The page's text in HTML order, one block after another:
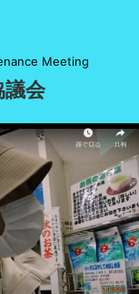
Meeting
議会